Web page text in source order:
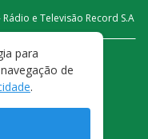
e Televisão Record S.A
PRIVACIDADE
USO
para
de
.